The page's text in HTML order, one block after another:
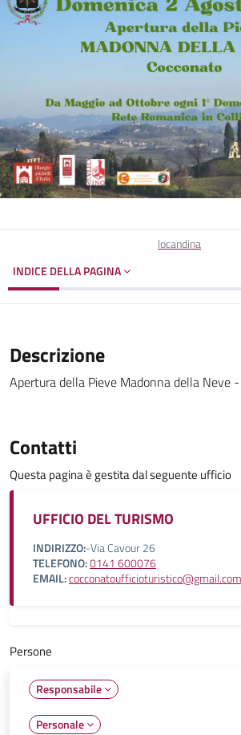
locandina
INDICE DELLA PAGINA
Descrizione
Apertura della Pieve Madonna della Neve
Contatti
Questa pagina è gestita dal seguente ufficio
UFFICIO DEL TURISMO
INDIRIZZO:-Via Cavour 26
TELEFONO:0141 600076
EMAIL:cocconatoufficioturistico@gmail.com
Persone
Responsabile
Personale